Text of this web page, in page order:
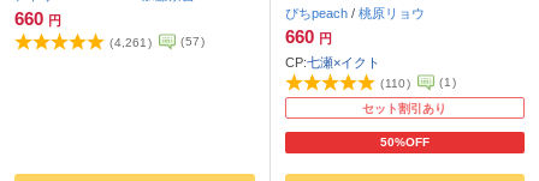
660 円
(4,261 ) (57)
ぴちpeach / 桃原リョウ
660 円
50%OFF
CP:七瀬×イクト
( 110) ( 1 )
セット割引あり